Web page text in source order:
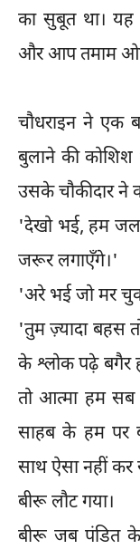
का सुबूत था।
और आप तमाम
चौधराइन ने एक
बुलाने की कोशिश
उसके चौकीदार ने
'देखो भई, हम
जरूर लगाएँगे।'
'अरे भई जो मर
'तुम ज़्यादा बहस
के श्लोक पढ़े बगैर
तो आत्मा हम सब
साहब के हम पर
साथ ऐसा नहीं
बीरू लौट गया।
बीरू जब पंडित के